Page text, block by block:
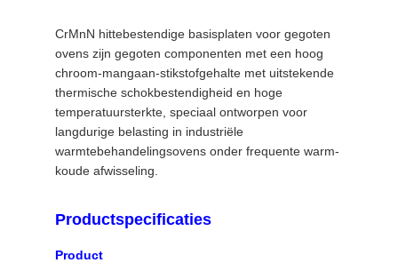
VERZOEK
CITAAT
SITEMAP
PRIVACYBELEID
CrMnN hittebestendige basisplaten voor gegoten
ovens zijn gegoten componenten met een hoog
chroom-mangaan-stikstofgehalte met uitstekende
thermische schokbestendigheid en hoge
temperatuursterkte, speciaal ontworpen voor
langdurige belasting in industriële
warmtebehandelingsovens onder frequente warm-
koude afwisseling.
Productspecificaties
Product